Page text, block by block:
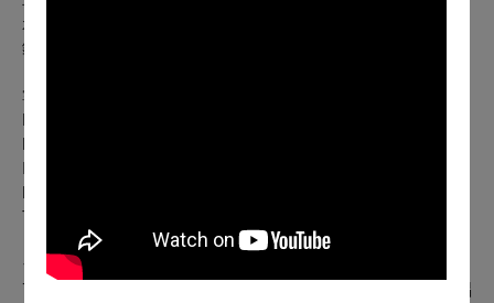
永真教育基金會、王道銀行教育基金會、林孝信文化基金會、
鈊象電子股份有限公司
掌握台北國際合唱音樂節、台北國際合唱大賽第一手資訊➤
Facebook粉絲專頁｜
https://lihi3.cc/neyTK
Instagram官方帳號｜
https://lihi3.cc/KIJW1
TICF官方網站｜www.ticf.tw
台北場次：
7/26(日)19:30 英業達慈善音樂會—艾斯特維茲《中南美清唱